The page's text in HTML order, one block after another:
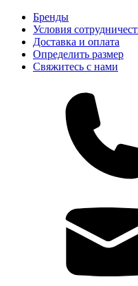
Бренды
Условия
Доставка и оплата
Определить размер
Свяжитесь с нами